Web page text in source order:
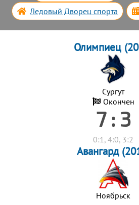
Ледовый Дворец спорта
Олимпиец
Сургут
Окончен
7 : 3
0:1, 4:0, 3:2
Авангард
Ноябрьск